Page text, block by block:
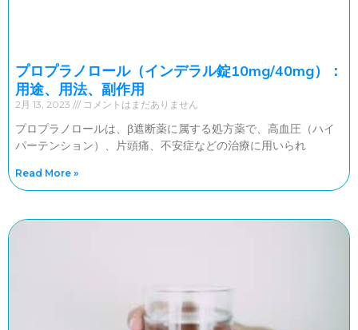
プロプラノロール（インデラル錠10mg/40mg）：
用途、用法、副作用
2月 13, 2023 コメントはまだありません
プロプラノロールは、β遮断薬に属する処方薬で、高血圧（ハイ
パーテンション）、片頭痛、不安症などの治療に用いられ
Read More »